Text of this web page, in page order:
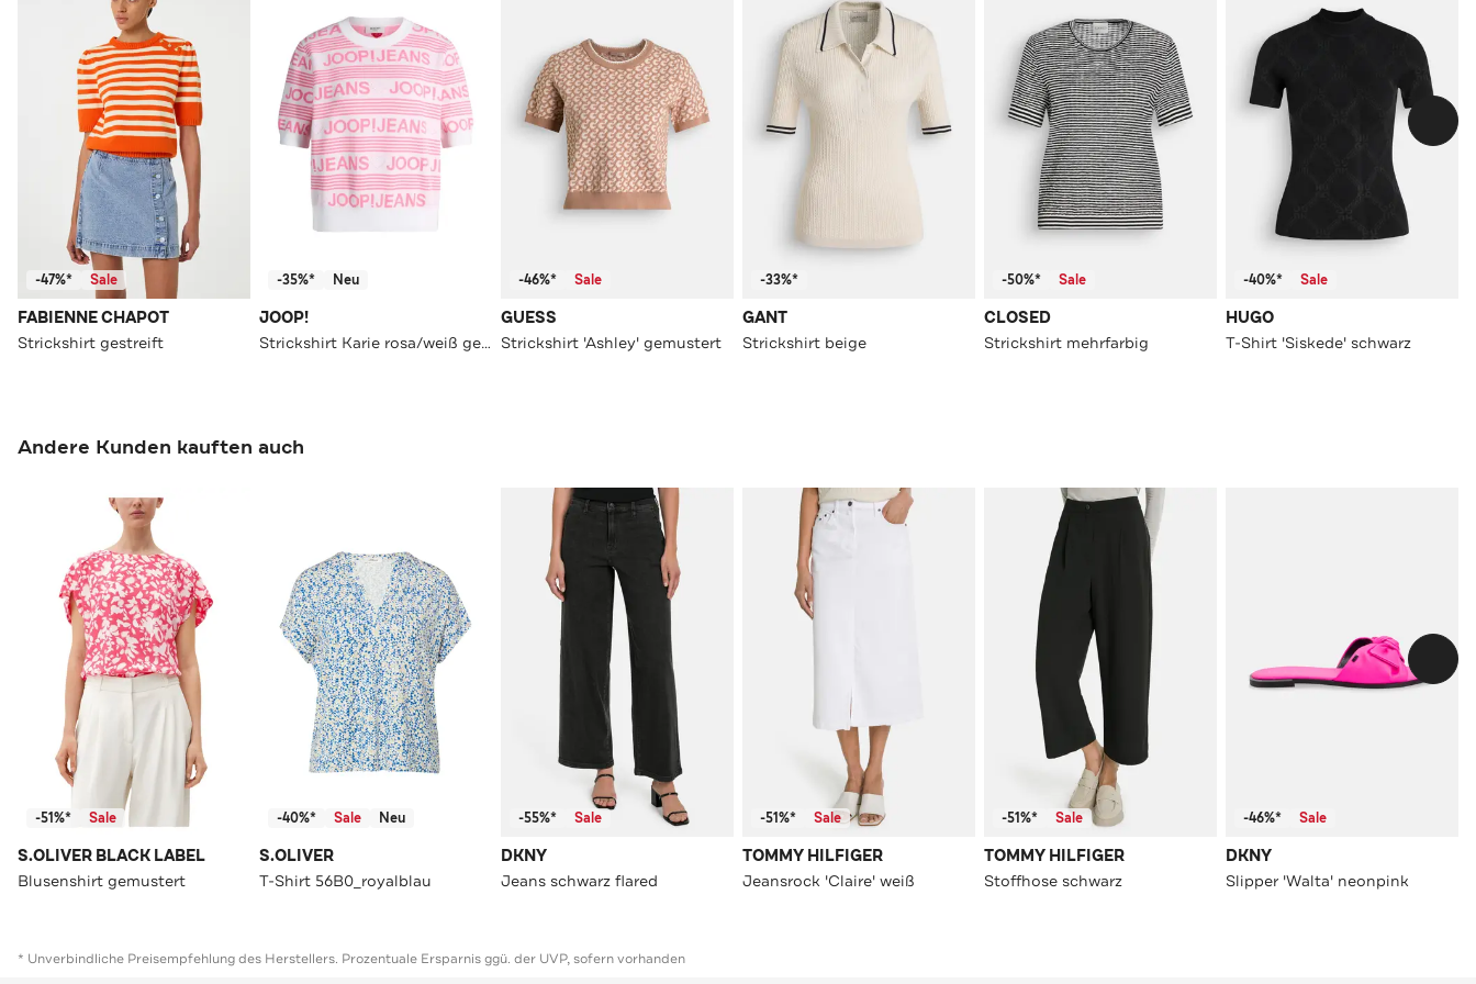
-47%* Sale
FABIENNE CHAPOT
Strickshirt gestreift
-35%* Neu
JOOP!
Strickshirt Karie rosa/weiß gemustert
-46%* Sale
GUESS
Strickshirt 'Ashley' gemustert
-33%*
GANT
Strickshirt beige
-50%* Sale
CLOSED
Strickshirt mehrfarbig
-40%* Sale
HUGO
T-Shirt 'Siskede' schwarz
Andere Kunden kauften auch
-51%* Sale
S.OLIVER BLACK LABEL
Blusenshirt gemustert
-40%* Sale Neu
S.OLIVER
T-Shirt 56B0_royalblau
-55%* Sale
DKNY
Jeans schwarz flared
-51%* Sale
TOMMY HILFIGER
Jeansrock 'Claire' weiß
-51%* Sale
TOMMY HILFIGER
Stoffhose schwarz
-46%* Sale
DKNY
Slipper 'Walta' neonpink
* Unverbindliche Preisempfehlung des Herstellers. Prozentuale Ersparnis ggü. der UVP, sofern vorhanden